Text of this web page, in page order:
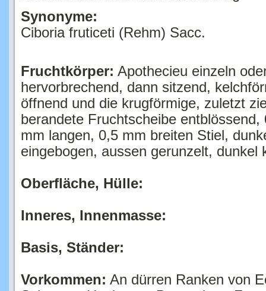
Ciboria fruticeti (Rehm) Sacc.
hervorbrechend, dann sitzend,
öffnend und die krugförmige, zuletzt
berandete Fruchtscheibe
mm langen, 0,5 mm breiten Stiel,
eingebogen, aussen gerunzelt,
Schwarze Haubeere, Bromedorn,